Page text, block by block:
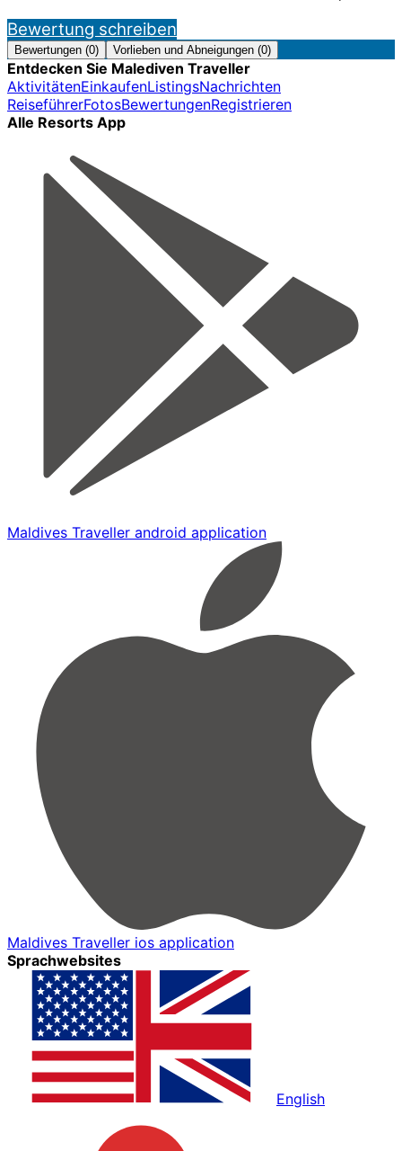
Bewertung schreiben
Bewertungen (0) Vorlieben und Abneigungen (0)
Entdecken Sie Malediven Traveller
AktivitätenEinkaufenListingsNachrichten
ReiseführerFotosBewertungenRegistrieren
Alle Resorts App
Maldives Traveller android application
Maldives Traveller ios application
Sprachwebsites
English